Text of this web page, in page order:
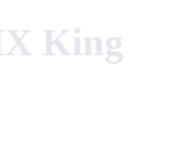
King